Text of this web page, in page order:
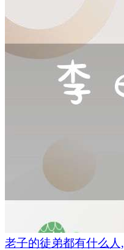
老子的徒弟都有什么人,